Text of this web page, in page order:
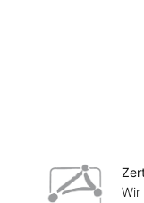
Wir